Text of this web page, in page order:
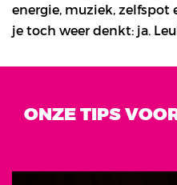
energie, muziek, zelfspot
je toch weer denkt: ja.
ONZE TIPS